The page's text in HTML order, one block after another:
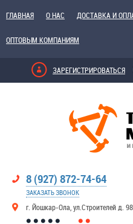
ГЛАВНАЯ О НАС ДОСТАВКА И
ОПТОВЫМ КОМПАНИЯМ
ЗАРЕГИСТРИРОВАТЬСЯ
8 (927) 872-74-64
ЗАКАЗАТЬ ЗВОНОК
г. Йошкар-Ола, ул.Строителей д. 98